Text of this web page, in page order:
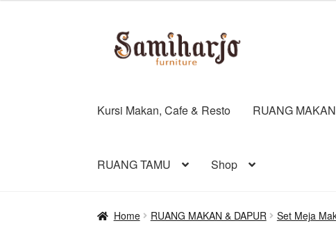
Skip
Skip
Kursi Makan, Cafe & Resto RUANG
RUANG TAMU Shop
Home RUANG MAKAN & DAPUR Set Meja